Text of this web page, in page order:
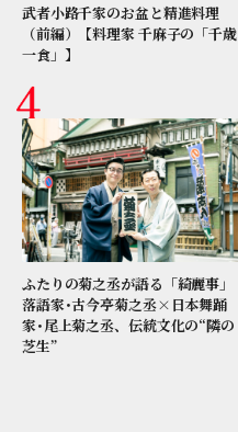
武者小路千家のお盆と精進料理
（前編）【料理家 千麻子の「千歳
一食」】
ふたりの菊之丞が語る「綺麗事」
落語家･古今亭菊之丞×日本舞踊
家･尾上菊之丞、伝統文化の“隣の
芝生”